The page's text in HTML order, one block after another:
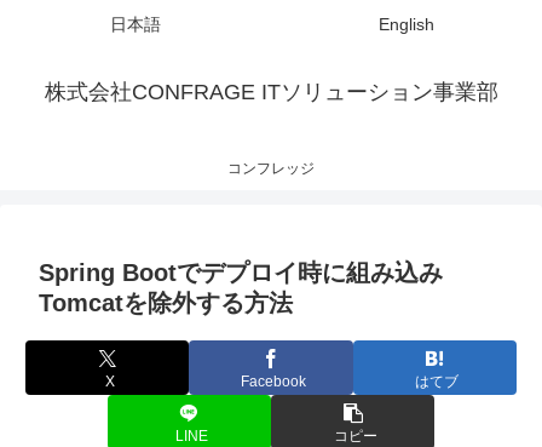
株式会社CONFRAGE ITソリューション事業部
コンフレッジ
日本語 English
Spring Bootでデプロイ時に組み込み
Tomcatを除外する方法
X Facebook はてブ
LINE コピー